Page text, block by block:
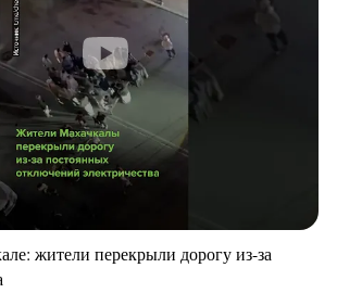
жители перекрыли дорогу из-за